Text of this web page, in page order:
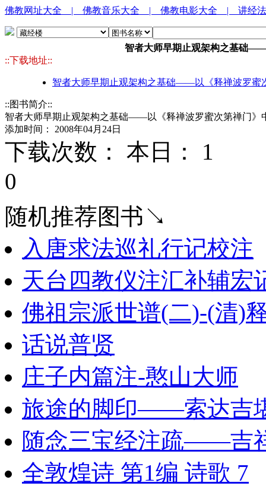
佛教网址大全 | 佛教音乐大全 | 佛教电影大全 | 讲经
智者大师早期止观架构之基础
::下载地址::
智者大师早期止观架构之基础——以《释禅波罗蜜
::图书简介::
智者大师早期止观架构之基础——以《释禅波罗蜜次第禅门》
添加时间： 2008年04月24日
下载次数： 本日： 1
0
随机推荐图书↘
入唐求法巡礼行记校注
天台四教仪注汇补辅宏
佛祖宗派世谱(二)-(清)
话说普贤
庄子内篇注-憨山大师
旅途的脚印——索达吉
随念三宝经注疏——吉
全敦煌诗 第1编 诗歌 7